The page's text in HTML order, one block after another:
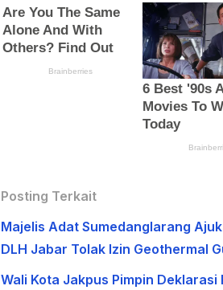
Posting Terkait
Majelis Adat Sumedanglarang
DLH Jabar Tolak Izin Geothermal
Wali Kota Jakpus Pimpin